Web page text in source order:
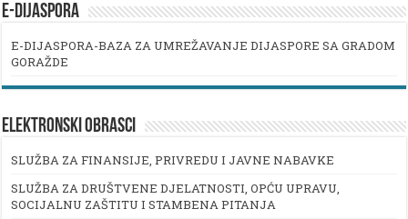
E-DIJASPORA
E-DIJASPORA-BAZA ZA UMREŽAVANJE DIJASPORE SA GRADOM
GORAŽDE
ELEKTRONSKI OBRASCI
SLUŽBA ZA FINANSIJE, PRIVREDU I JAVNE NABAVKE
SLUŽBA ZA DRUŠTVENE DJELATNOSTI, OPĆU UPRAVU,
SOCIJALNU ZAŠTITU I STAMBENA PITANJA